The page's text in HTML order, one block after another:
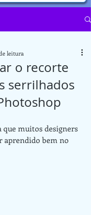
o recorte
serrilhados
leitura
que muitos designers
aprendido bem no